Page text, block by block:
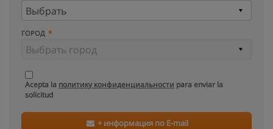
ГОРОД
Acepta la политику конфиденциальности para enviar la
solicitud
+ информация по E-mail